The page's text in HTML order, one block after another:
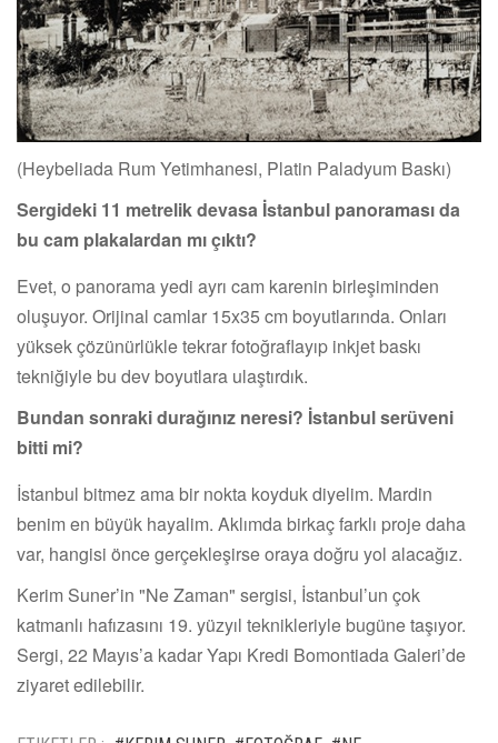
(Heybeliada Rum Yetimhanesi, Platin Paladyum Baskı)
Sergideki 11 metrelik devasa İstanbul panoraması da
bu cam plakalardan mı çıktı?
Evet, o panorama yedi ayrı cam karenin birleşiminden
oluşuyor. Orijinal camlar 15x35 cm boyutlarında. Onları
yüksek çözünürlükle tekrar fotoğraflayıp inkjet baskı
tekniğiyle bu dev boyutlara ulaştırdık.
Bundan sonraki durağınız neresi? İstanbul serüveni
bitti mi?
İstanbul bitmez ama bir nokta koyduk diyelim. Mardin
benim en büyük hayalim. Aklımda birkaç farklı proje daha
var, hangisi önce gerçekleşirse oraya doğru yol alacağız.
Kerim Suner’in "Ne Zaman" sergisi, İstanbul’un çok
katmanlı hafızasını 19. yüzyıl teknikleriyle bugüne taşıyor.
Sergi, 22 Mayıs’a kadar Yapı Kredi Bomontiada Galeri’de
ziyaret edilebilir.